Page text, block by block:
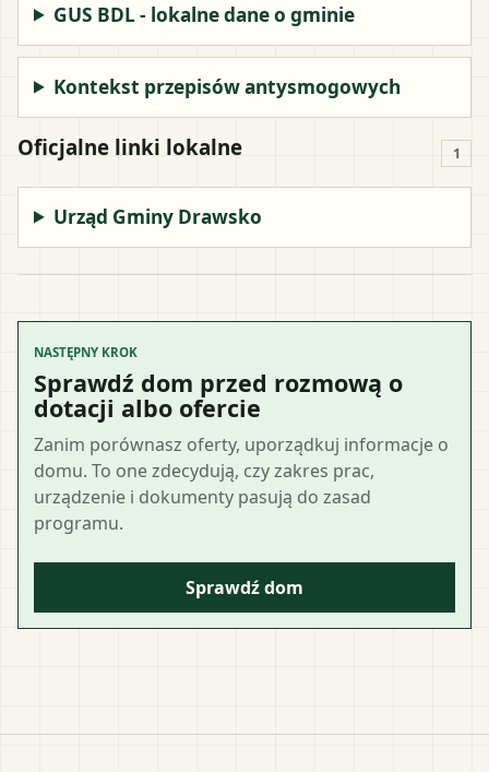
GUS BDL - lokalne dane o gminie
Kontekst przepisów antysmogowych
Oficjalne linki lokalne 1
Urząd Gminy Drawsko
NASTĘPNY KROK
Sprawdź dom przed rozmową o
dotacji albo ofercie
Zanim porównasz oferty, uporządkuj informacje o
domu. To one zdecydują, czy zakres prac,
urządzenie i dokumenty pasują do zasad
programu.
Sprawdź dom